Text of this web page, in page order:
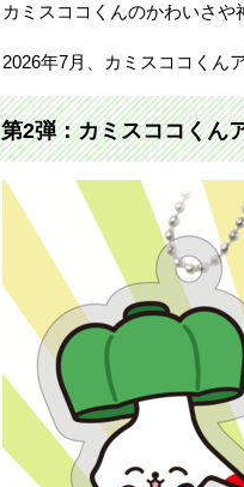
カミスココくんのかわいさや
2026年7月、カミスココくん
第2弾：カミスココくん